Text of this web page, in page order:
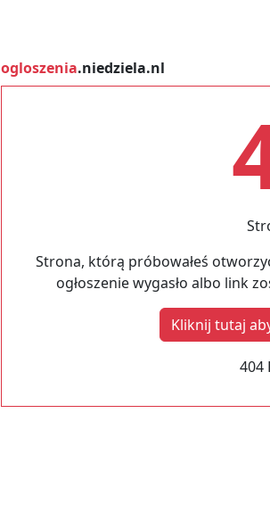
ogloszenia.niedziela.nl
Strona, którą próbowałeś
ogłoszenie wygasło albo link
Kliknij tutaj
404